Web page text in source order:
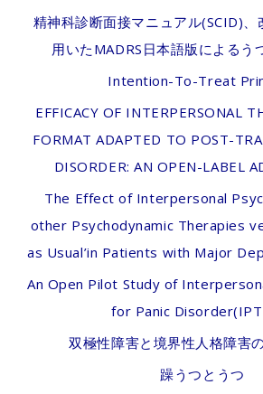
精神科診断面接マニュアル(SCID)
用いたMADRS日本語版によるう
Intention-To-Treat
EFFICACY OF INTERPERSONAL
FORMAT ADAPTED TO POST-
DISORDER: AN OPEN-LABEL
The Effect of Interpersonal
other Psychodynamic Therapies
as Usual’in Patients with Major
An Open Pilot Study of
for Panic
双極性障害と境界性人格障害
躁うつとうつ